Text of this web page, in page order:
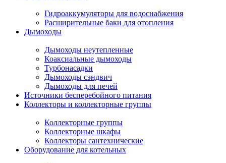
Гидроаккумуляторы для водоснабжения
Расширительные баки для отопления
Дымоходы
Дымоходы неутепленные
Коаксиальные дымоходы
Турбонасадки
Дымоходы сэндвич
Дымоходы для печей
Источники бесперебойного питания
Коллекторы и коллекторные группы
Коллекторные группы
Коллекторные шкафы
Коллекторы сантехнические
Оборудование для котельных